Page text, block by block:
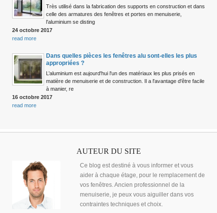
Très utilisé dans la fabrication des supports en construction et dans
celle des armatures des fenêtres et portes en menuiserie,
l'aluminium se disting
24 octobre 2017
read more
Dans quelles pièces les fenêtres alu sont-elles les plus
appropriées ?
L’aluminium est aujourd'hui l'un des matériaux les plus prisés en
matière de menuiserie et de construction. Il a l'avantage d'être facile
à manier, re
16 octobre 2017
read more
AUTEUR DU SITE
Ce blog est destiné à vous informer et vous
aider à chaque étage, pour le remplacement de
vos fenêtres. Ancien professionnel de la
menuiserie, je peux vous aiguiller dans vos
contraintes techniques et choix.